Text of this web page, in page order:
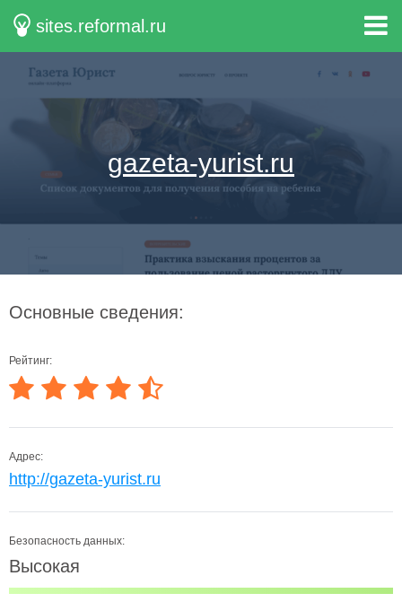
sites.reformal.ru
gazeta-yurist.ru
Основные сведения:
Рейтинг:
Адрес:
http://gazeta-yurist.ru
Безопасность данных:
Высокая